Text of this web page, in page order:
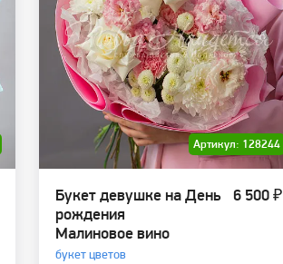
Артикул: 128244
Букет девушке на День
рождения
Малиновое вино
букет цветов
6 500 ₽